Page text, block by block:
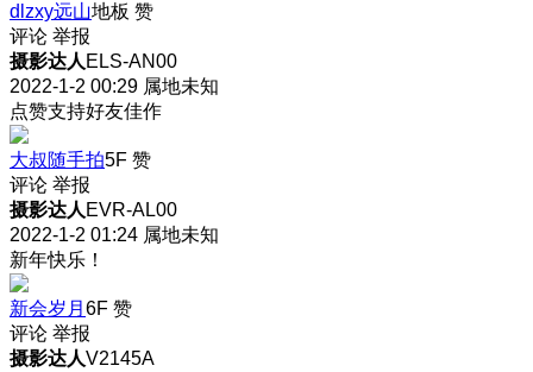
dlzxy远山地板 赞
评论 举报
摄影达人 ELS-AN00
2022-1-2 00:29 属地未知
点赞支持好友佳作
大叔随手拍5F 赞
评论 举报
摄影达人 EVR-AL00
2022-1-2 01:24 属地未知
新年快乐！
新会岁月 6F 赞
评论 举报
摄影达人V2145A